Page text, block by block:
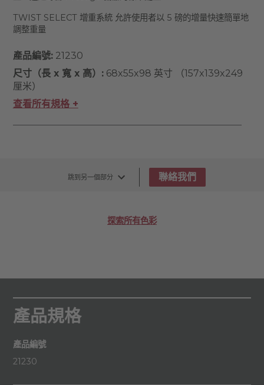
TWIST SELECT 增重系統 允許使用者以 5 磅的增量快速簡單地
調整重量
產品編號:21230
尺寸（長 x 寬 x 高）:68x55x98 英寸 （157x139x249
厘米）
查看所有規格 +
跳到另一個部分 聯絡我們
探索所有色彩
產品規格
產品編號
21230